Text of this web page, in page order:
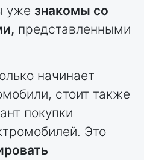
уже знакомы со
представленными
начинает
стоит также
покупки
Это